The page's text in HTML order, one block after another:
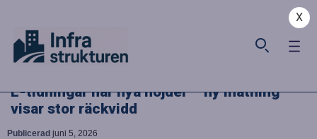
X
E-tidningar når nya höjder – ny mätning
visar stor räckvidd
Publicerad juni 5, 2026